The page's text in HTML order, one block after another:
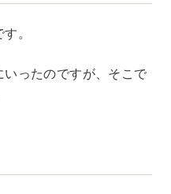
。
ったのですが、そこで